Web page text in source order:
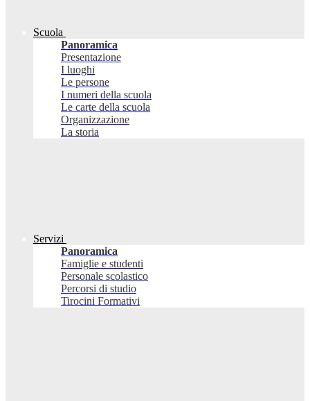
Scuola
Panoramica
Presentazione
I luoghi
Le persone
I numeri della scuola
Le carte della scuola
Organizzazione
La storia
Servizi
Panoramica
Famiglie e studenti
Personale scolastico
Percorsi di studio
Tirocini Formativi